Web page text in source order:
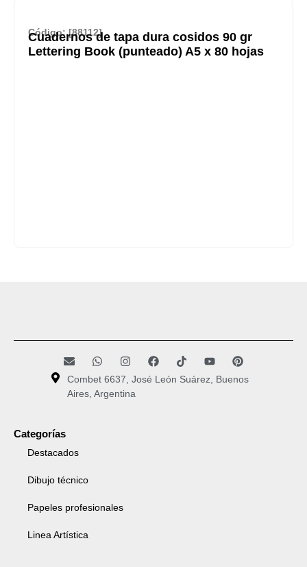
Código: [88112]
Cuadernos de tapa dura cosidos 90 gr
Lettering Book (punteado) A5 x 80 hojas
Combet 6637, José León Suárez, Buenos
Aires, Argentina
Categorías
Destacados
Dibujo técnico
Papeles profesionales
Linea Artística